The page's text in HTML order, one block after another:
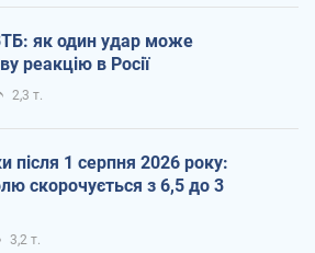
як один удар може
реакцію в Росії
2,3 т.
після 1 серпня 2026 року:
скорочується з 6,5 до 3
3,2 т.